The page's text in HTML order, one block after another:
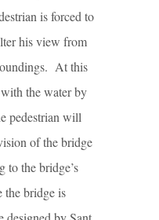
is forced to
his view from
At this
the water by
pedestrian will
of the bridge
to the bridge’s
the bridge is